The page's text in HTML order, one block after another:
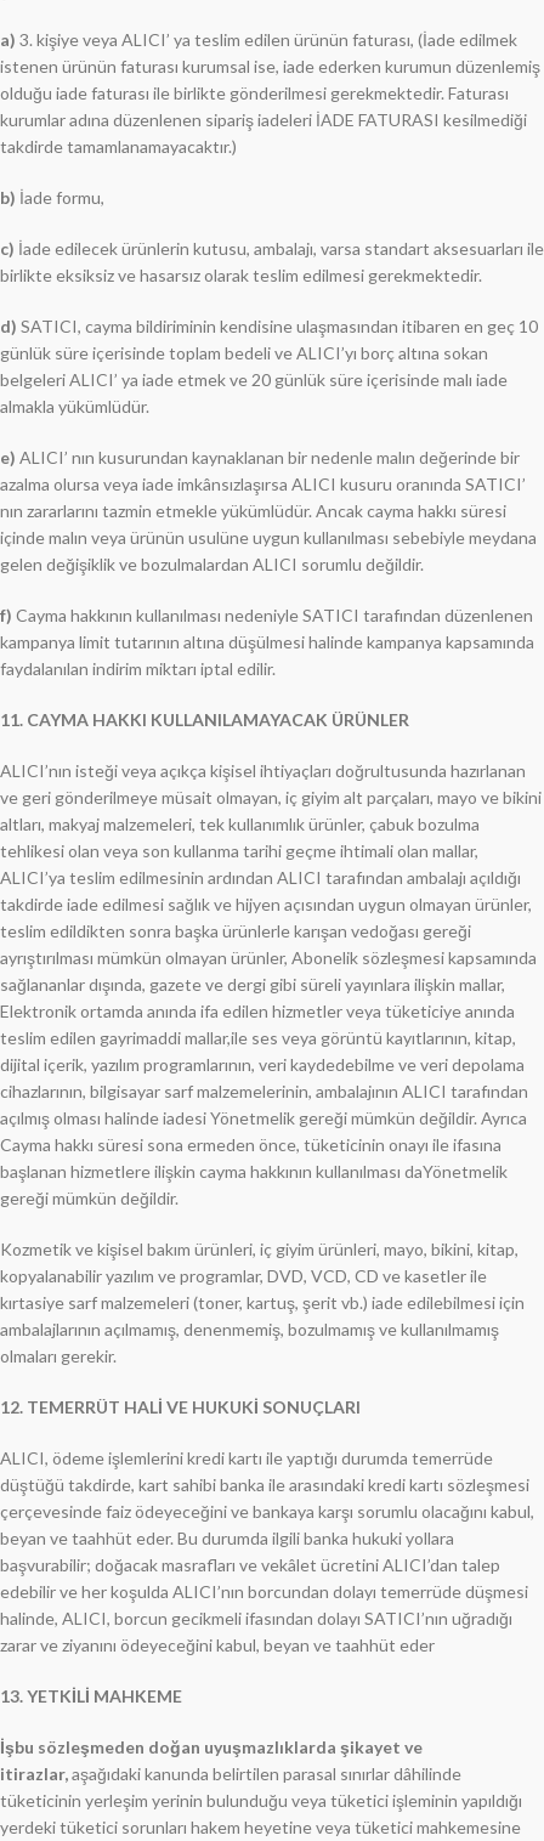
a) 3. kişiye veya ALICI’ ya teslim edilen ürünün faturası, (İade edilmek
istenen ürünün faturası kurumsal ise, iade ederken kurumun düzenlemiş
olduğu iade faturası ile birlikte gönderilmesi gerekmektedir. Faturası
kurumlar adına düzenlenen sipariş iadeleri İADE FATURASI kesilmediği
takdirde tamamlanamayacaktır.)
b) İade formu,
c) İade edilecek ürünlerin kutusu, ambalajı, varsa standart aksesuarları ile
birlikte eksiksiz ve hasarsız olarak teslim edilmesi gerekmektedir.
d) SATICI, cayma bildiriminin kendisine ulaşmasından itibaren en geç 10
günlük süre içerisinde toplam bedeli ve ALICI’yı borç altına sokan
belgeleri ALICI’ ya iade etmek ve 20 günlük süre içerisinde malı iade
almakla yükümlüdür.
e) ALICI’ nın kusurundan kaynaklanan bir nedenle malın değerinde bir
azalma olursa veya iade imkânsızlaşırsa ALICI kusuru oranında SATICI’
nın zararlarını tazmin etmekle yükümlüdür. Ancak cayma hakkı süresi
içinde malın veya ürünün usulüne uygun kullanılması sebebiyle meydana
gelen değişiklik ve bozulmalardan ALICI sorumlu değildir.
f) Cayma hakkının kullanılması nedeniyle SATICI tarafından düzenlenen
kampanya limit tutarının altına düşülmesi halinde kampanya kapsamında
faydalanılan indirim miktarı iptal edilir.
11. CAYMA HAKKI KULLANILAMAYACAK ÜRÜNLER
ALICI’nın isteği veya açıkça kişisel ihtiyaçları doğrultusunda hazırlanan
ve geri gönderilmeye müsait olmayan, iç giyim alt parçaları, mayo ve bikini
altları, makyaj malzemeleri, tek kullanımlık ürünler, çabuk bozulma
tehlikesi olan veya son kullanma tarihi geçme ihtimali olan mallar,
ALICI’ya teslim edilmesinin ardından ALICI tarafından ambalajı açıldığı
takdirde iade edilmesi sağlık ve hijyen açısından uygun olmayan ürünler,
teslim edildikten sonra başka ürünlerle karışan vedoğası gereği
ayrıştırılması mümkün olmayan ürünler, Abonelik sözleşmesi kapsamında
sağlananlar dışında, gazete ve dergi gibi süreli yayınlara ilişkin mallar,
Elektronik ortamda anında ifa edilen hizmetler veya tüketiciye anında
teslim edilen gayrimaddi mallar,ile ses veya görüntü kayıtlarının, kitap,
dijital içerik, yazılım programlarının, veri kaydedebilme ve veri depolama
cihazlarının, bilgisayar sarf malzemelerinin, ambalajının ALICI tarafından
açılmış olması halinde iadesi Yönetmelik gereği mümkün değildir. Ayrıca
Cayma hakkı süresi sona ermeden önce, tüketicinin onayı ile ifasına
başlanan hizmetlere ilişkin cayma hakkının kullanılması daYönetmelik
gereği mümkün değildir.
Kozmetik ve kişisel bakım ürünleri, iç giyim ürünleri, mayo, bikini, kitap,
kopyalanabilir yazılım ve programlar, DVD, VCD, CD ve kasetler ile
kırtasiye sarf malzemeleri (toner, kartuş, şerit vb.) iade edilebilmesi için
ambalajlarının açılmamış, denenmemiş, bozulmamış ve kullanılmamış
olmaları gerekir.
12. TEMERRÜT HALİ VE HUKUKİ SONUÇLARI
ALICI, ödeme işlemlerini kredi kartı ile yaptığı durumda temerrüde
düştüğü takdirde, kart sahibi banka ile arasındaki kredi kartı sözleşmesi
çerçevesinde faiz ödeyeceğini ve bankaya karşı sorumlu olacağını kabul,
beyan ve taahhüt eder. Bu durumda ilgili banka hukuki yollara
başvurabilir; doğacak masrafları ve vekâlet ücretini ALICI’dan talep
edebilir ve her koşulda ALICI’nın borcundan dolayı temerrüde düşmesi
halinde, ALICI, borcun gecikmeli ifasından dolayı SATICI’nın uğradığı
zarar ve ziyanını ödeyeceğini kabul, beyan ve taahhüt eder
13. YETKİLİ MAHKEME
İşbu sözleşmeden doğan uyuşmazlıklarda şikayet ve
itirazlar,aşağıdaki kanunda belirtilen parasal sınırlar dâhilinde
tüketicinin yerleşim yerinin bulunduğu veya tüketici işleminin yapıldığı
yerdeki tüketici sorunları hakem heyetine veya tüketici mahkemesine